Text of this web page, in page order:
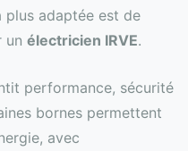
plus adaptée est de
un électricien IRVE.
performance, sécurité
bornes permettent
avec